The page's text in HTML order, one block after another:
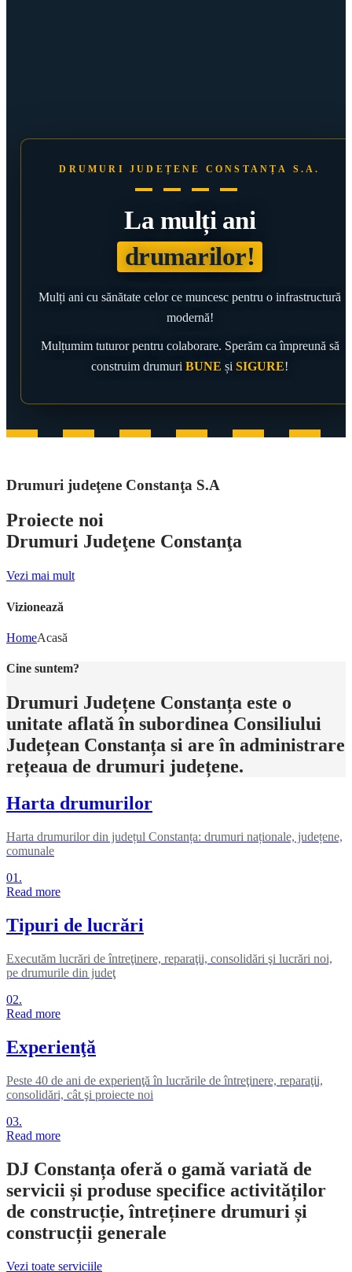
DRUMURI JUDEȚENE CONSTANȚA S.A.
La mulți ani
drumarilor!
Mulți ani cu sănătate celor ce muncesc pentru o infrastructură
modernă!
Mulțumim tuturor pentru colaborare. Sperăm ca împreună să
construim drumuriBUNE șiSIGURE!
Drumuri judeţene Constanţa S.A
Proiecte noi
Drumuri Judeţene Constanţa
Vezi mai mult
Vizionează
HomeAcasă
Cine suntem?
Drumuri Județene Constanța este o
unitate aflată în subordinea Consiliului
Județean Constanța si are în administrare
rețeaua de drumuri județene.
Harta drumurilor
Harta drumurilor din județul Constanța: drumuri naționale, județene,
comunale
01.
Read more
Tipuri de lucrări
Executăm lucrări de întreţinere, reparaţii, consolidări şi lucrări noi,
pe drumurile din judeţ
02.
Read more
Experienţă
Peste 40 de ani de experienţă în lucrările de întreţinere, reparaţii,
consolidări, cât şi proiecte noi
03.
Read more
DJ Constanța oferă o gamă variată de
servicii și produse specifice activităților
de construcție, întreținere drumuri și
construcții generale
Vezi toate serviciile